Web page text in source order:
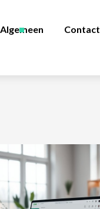
Algemeen Contact